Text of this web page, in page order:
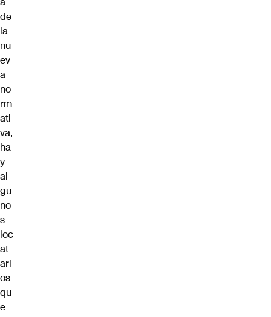
de
la
nu
ev
a
no
rm
ati
va,
ha
y
al
gu
no
s
loc
at
ari
os
qu
e